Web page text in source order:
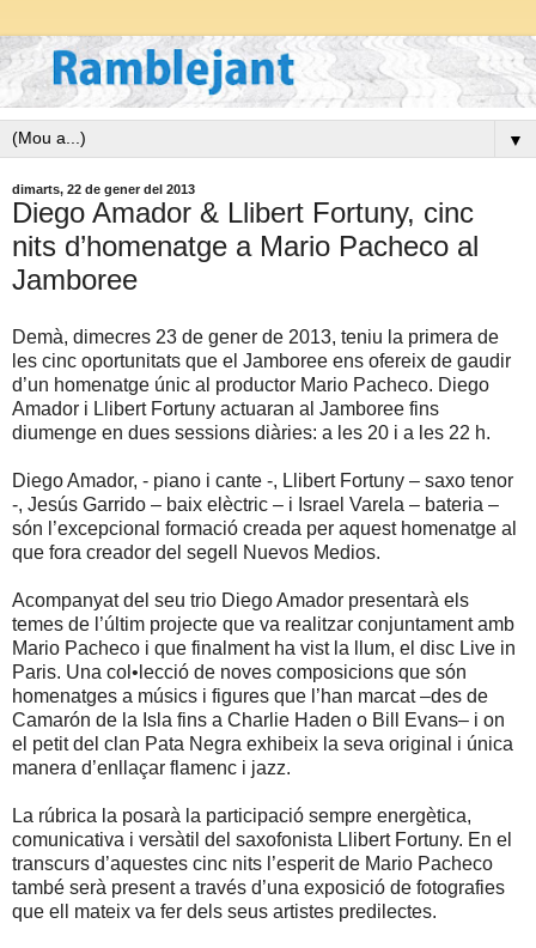
▼
dimarts, 22 de gener del 2013
Diego Amador & Llibert Fortuny, cinc
nits d’homenatge a Mario Pacheco al
Jamboree
Demà, dimecres 23 de gener de 2013, teniu la primera de
les cinc oportunitats que el Jamboree ens ofereix de gaudir
d’un homenatge únic al productor Mario Pacheco. Diego
Amador i Llibert Fortuny actuaran al Jamboree fins
diumenge en dues sessions diàries: a les 20 i a les 22 h.
Diego Amador, - piano i cante -, Llibert Fortuny – saxo tenor
-, Jesús Garrido – baix elèctric – i Israel Varela – bateria –
són l’excepcional formació creada per aquest homenatge al
que fora creador del segell Nuevos Medios.
Acompanyat del seu trio Diego Amador presentarà els
temes de l’últim projecte que va realitzar conjuntament amb
Mario Pacheco i que finalment ha vist la llum, el disc Live in
Paris. Una col•lecció de noves composicions que són
homenatges a músics i figures que l’han marcat –des de
Camarón de la Isla fins a Charlie Haden o Bill Evans– i on
el petit del clan Pata Negra exhibeix la seva original i única
manera d’enllaçar flamenc i jazz.
La rúbrica la posarà la participació sempre energètica,
comunicativa i versàtil del saxofonista Llibert Fortuny. En el
transcurs d’aquestes cinc nits l’esperit de Mario Pacheco
també serà present a través d’una exposició de fotografies
que ell mateix va fer dels seus artistes predilectes.